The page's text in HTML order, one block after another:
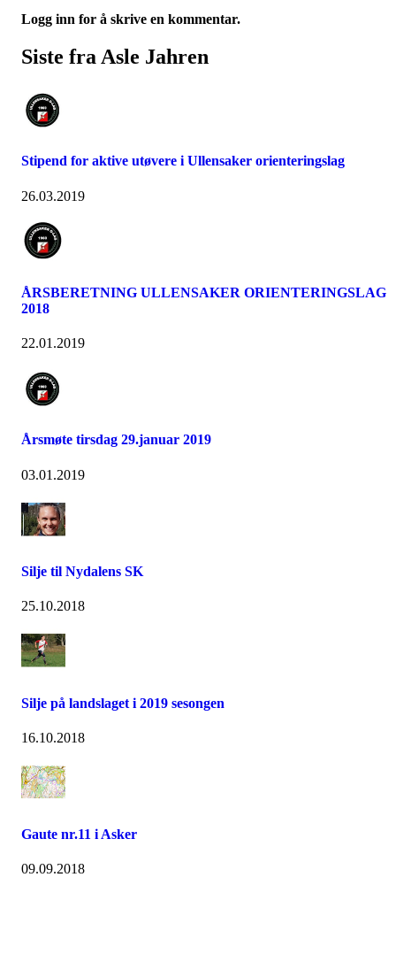
Logg inn for å skrive en kommentar.
Siste fra Asle Jahren
Stipend for aktive utøvere i Ullensaker orienteringslag
26.03.2019
ÅRSBERETNING ULLENSAKER ORIENTERINGSLAG
2018
22.01.2019
Årsmøte tirsdag 29.januar 2019
03.01.2019
Silje til Nydalens SK
25.10.2018
Silje på landslaget i 2019 sesongen
16.10.2018
Gaute nr.11 i Asker
09.09.2018